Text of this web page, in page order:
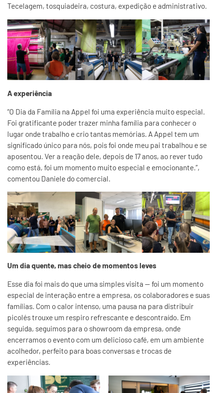
Tecelagem, tosquiadeira, costura, expedição e administrativo.
A experiência
“O Dia da Família na Appel foi uma experiência muito especial.
Foi gratificante poder trazer minha família para conhecer o
lugar onde trabalho e crio tantas memórias. A Appel tem um
significado único para nós, pois foi onde meu pai trabalhou e se
aposentou. Ver a reação dele, depois de 17 anos, ao rever tudo
como está, foi um momento muito especial e emocionante.”,
comentou Daniele do comercial.
Um dia quente, mas cheio de momentos leves
Esse dia foi mais do que uma simples visita — foi um momento
especial de interação entre a empresa, os colaboradores e suas
famílias. Com o calor intenso, uma pausa na para distribuir
picolés trouxe um respiro refrescante e descontraído. Em
seguida, seguimos para o showroom da empresa, onde
encerramos o evento com um delicioso café, em um ambiente
acolhedor, perfeito para boas conversas e trocas de
experiências.